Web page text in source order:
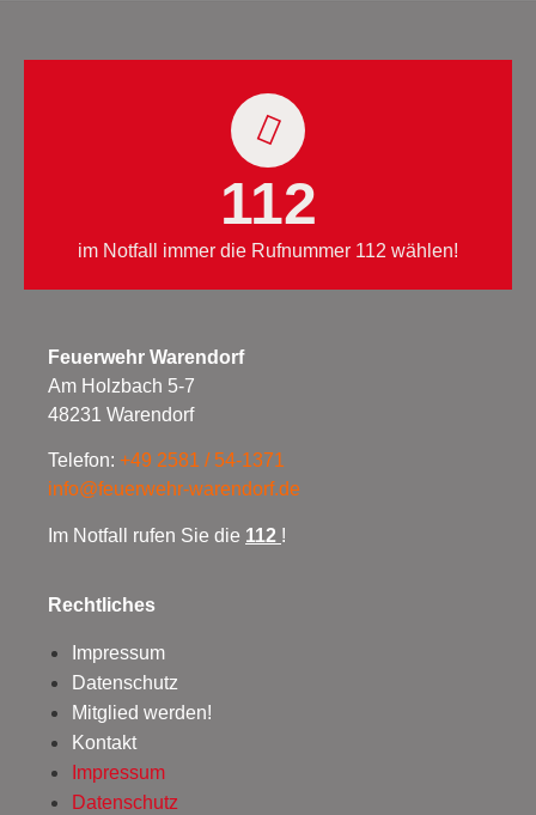
112
im Notfall immer die Rufnummer 112 wählen!
Feuerwehr Warendorf
Am Holzbach 5-7
48231 Warendorf
Telefon: +49 2581 / 54-1371
info@feuerwehr-warendorf.de
Im Notfall rufen Sie die 112 !
Rechtliches
Impressum
Datenschutz
Mitglied werden!
Kontakt
Impressum
Datenschutz